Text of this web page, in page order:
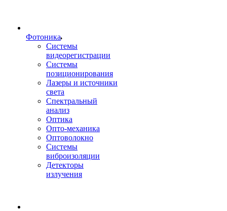
Фотоника
Cистемы
видеорегистрации
Системы
позиционирования
Лазеры и источники
света
Спектральный
анализ
Оптика
Опто-механика
Оптоволокно
Системы
виброизоляции
Детекторы
излучения